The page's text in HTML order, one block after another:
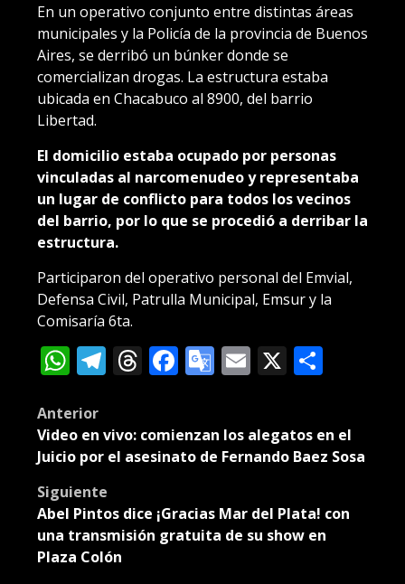
En un operativo conjunto entre distintas áreas
municipales y la Policía de la provincia de Buenos
Aires, se derribó un búnker donde se
comercializan drogas. La estructura estaba
ubicada en Chacabuco al 8900, del barrio
Libertad.
El domicilio estaba ocupado por personas
vinculadas al narcomenudeo y representaba
un lugar de conflicto para todos los vecinos
del barrio, por lo que se procedió a derribar la
estructura.
Participaron del operativo personal del Emvial,
Defensa Civil, Patrulla Municipal, Emsur y la
Comisaría 6ta.
WhatsApp
Telegram
Threads
Facebook
Google
Translate
Email
X
Post
navigation
Anterior
Video en vivo: comienzan los alegatos en el
Juicio por el asesinato de Fernando Baez Sosa
Siguiente
Abel Pintos dice ¡Gracias Mar del Plata! con
una transmisión gratuita de su show en
Plaza Colón